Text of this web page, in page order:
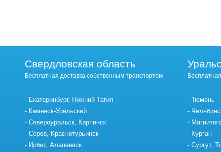
Свердловская область
Бесплатная доставка собственным транспортом
Екатеринбург, Нижний Тагил
Каменск-Уральский
Североуральск, Карпинск
Серов, Краснотурьинск
Ирбит, Алапаевск
Тюмень
Курган
Сургут,